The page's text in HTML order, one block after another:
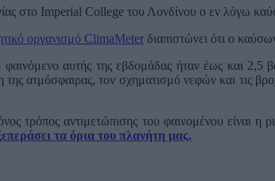
στο Imperial College του Λονδίνου ο εν λόγω
οργανισμό ClimaMeter διαπιστώνει ότι ο
αυτής της εβδομάδας ήταν έως και 2,5
της ατμόσφαιρας, τον σχηματισμό νεφών και τις
τρόπος αντιμετώπισης του φαινομένου είναι
τα όρια του πλανήτη μας.